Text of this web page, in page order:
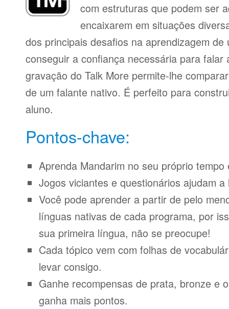
com estruturas que podem ser
encaixarem em situações
dos principais desafios na aprendizagem
conseguir a confiança necessária para
gravação do Talk More permite-lhe
de um falante nativo. É perfeito para
aluno.
Pontos-chave:
Aprenda Mandarim no seu próprio
Jogos viciantes e questionários ajudam
Você pode aprender a partir de pelo
línguas nativas de cada programa, por
sua primeira língua, não se preocupe!
Cada tópico vem com folhas de
levar consigo.
Ganhe recompensas de prata, bronze e
ganha mais pontos.